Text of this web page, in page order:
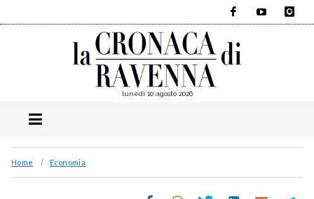
lunedì 10 agosto 2026
Home Economia